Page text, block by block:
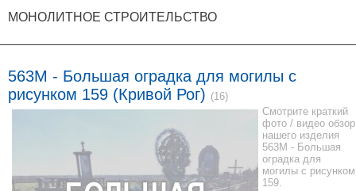
МОНОЛИТНОЕ СТРОИТЕЛЬСТВО
563M - Большая оградка для могилы с
рисунком 159 (Кривой Рог) (16)
Смотрите краткий
фото / видео обзор
нашего изделия
563M - Большая
оградка для
могилы с рисунком
159.